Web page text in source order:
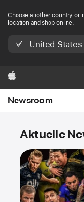
Choose another country or
location and shop online.
United States
Apple
Newsroom
Aktuelle